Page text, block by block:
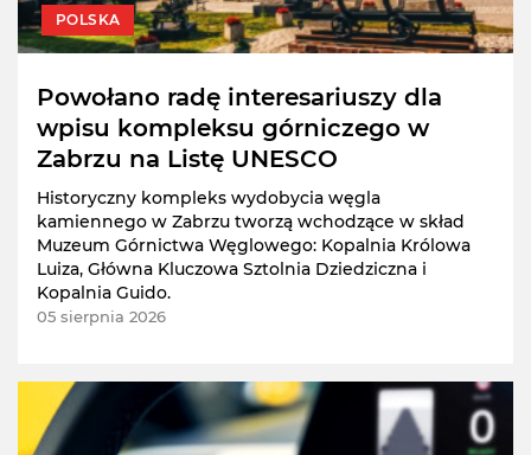
POLSKA
Powołano radę interesariuszy dla
wpisu kompleksu górniczego w
Zabrzu na Listę UNESCO
Historyczny kompleks wydobycia węgla
kamiennego w Zabrzu tworzą wchodzące w skład
Muzeum Górnictwa Węglowego: Kopalnia Królowa
Luiza, Główna Kluczowa Sztolnia Dziedziczna i
Kopalnia Guido.
05 sierpnia 2026